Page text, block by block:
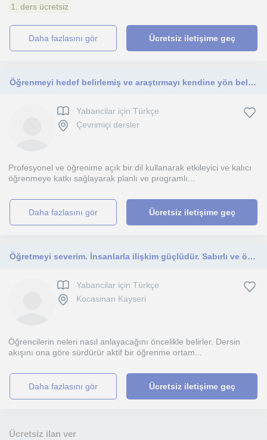
1. ders ücretsiz
daha fazlasını gör Ücretsiz iletişime geç
Öğrenmeyi hedef belirlemiş ve araştırmayı kendine yön belirlemiş olan bireylere.
Yabancilar için Türkçe
Çevrimiçi dersler
Profesyonel ve öğrenime açık bir dil kullanarak etkileyici ve kalıcı
öğrenmeye katkı sağlayarak planlı ve programlı...
daha fazlasını gör Ücretsiz iletişime geç
Öğretmeyi severim. İnsanlarla ilişkim güçlüdür. Sabırlı ve özverili çalışırım
Yabancilar için Türkçe
Kocasinan Kayseri
Öğrencilerin neleri nasıl anlayacağını öncelikle belirler. Dersin
akışını ona göre sürdürür aktif bir öğrenme ortam...
daha fazlasını gör Ücretsiz iletişime geç
Ücretsiz ilan ver